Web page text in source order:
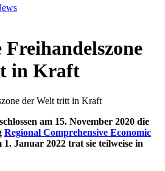
in Kraft
am 15. November 2020 die
Regional Comprehensive Economic
1. Januar 2022 trat sie teilweise in